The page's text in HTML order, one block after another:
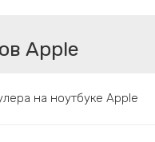
Apple
на ноутбуке Apple